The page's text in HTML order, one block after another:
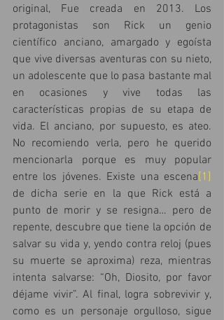
original, Fue creada en 2013. Los
protagonistas son Rick un genio
científico anciano, amargado y egoísta
que vive diversas aventuras con su nieto,
un adolescente que lo pasa bastante mal
en ocasiones y vive todas las
características propias de su etapa de
vida. El anciano, por supuesto, es ateo.
No recomiendo verla, pero he querido
mencionarla porque es muy popular
entre los jóvenes. Existe una escena[1]
de dicha serie en la que Rick está a
punto de morir y se resigna… pero de
repente, descubre que tiene la opción de
salvar su vida y, yendo contra reloj (pues
su muerte se aproxima) reza, mientras
intenta salvarse: “Oh, Diosito, por favor
déjame vivir”. Al final, logra sobrevivir y,
como es un personaje orgulloso, sigue